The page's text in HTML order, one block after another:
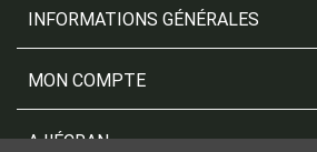
INFORMATIONS GÉNÉRALES
MON COMPTE
A L'ÉCRAN